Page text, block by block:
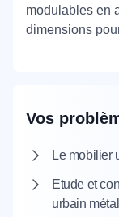
modulables en
dimensions
Vos
Le mobilier
Etude et
urbain